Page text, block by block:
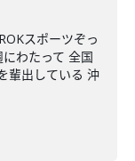
スポーツぞっ
わたって 全国
輩出している 沖